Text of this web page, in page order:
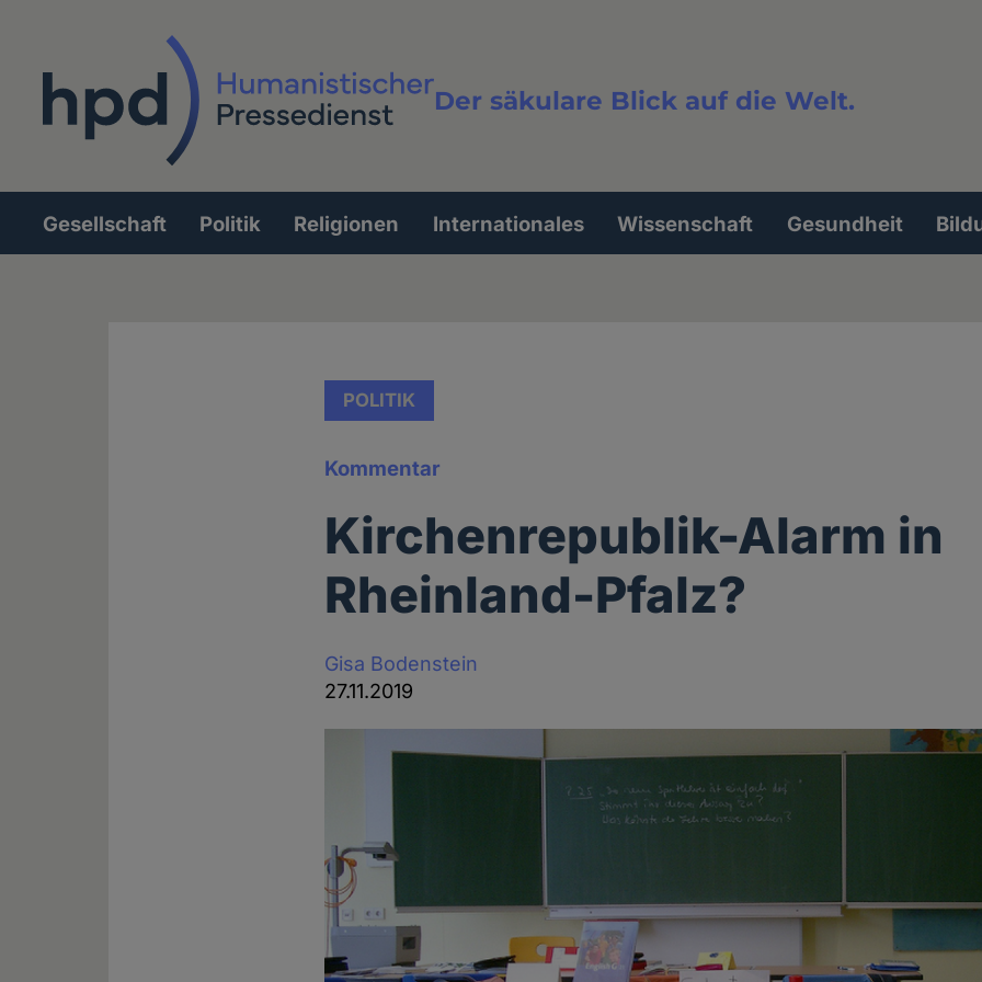
Der säkulare Blick auf die Welt.
Volltextsuche
Hauptnavigation
Gesellschaft Politik Religionen Internationales Wissenschaft Gesundheit
POLITIK
Kommentar
Kirchenrepublik-Alarm in
Rheinland-Pfalz?
Gisa Bodenstein
27.11.2019